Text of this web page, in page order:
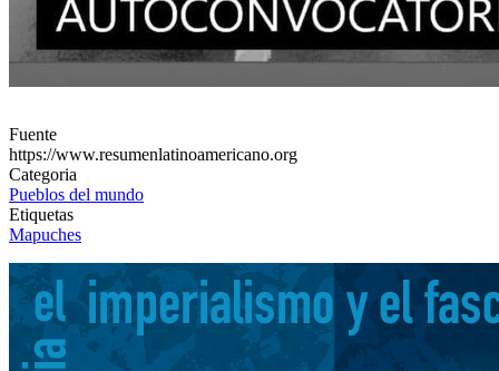
Fuente
https://www.resumenlatinoamericano.org
Categoria
Pueblos del mundo
Etiquetas
Mapuches